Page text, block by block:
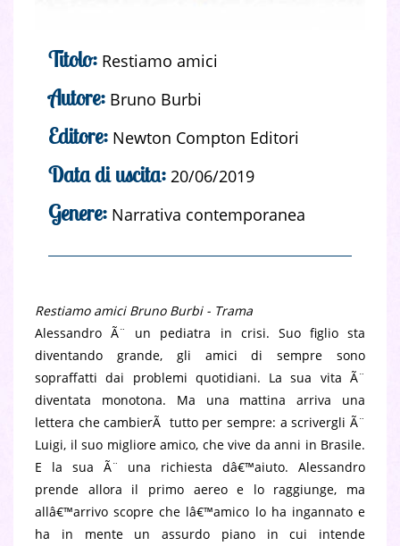
Titolo: Restiamo amici
Autore: Bruno Burbi
Editore: Newton Compton Editori
Data di uscita: 20/06/2019
Genere: Narrativa contemporanea
Restiamo amici Bruno Burbi - Trama
Alessandro Ã¨ un pediatra in crisi. Suo figlio sta
diventando grande, gli amici di sempre sono
sopraffatti dai problemi quotidiani. La sua vita Ã¨
diventata monotona. Ma una mattina arriva una
lettera che cambierÃ tutto per sempre: a scrivergli Ã¨
Luigi, il suo migliore amico, che vive da anni in Brasile.
E la sua Ã¨ una richiesta dâ€™aiuto. Alessandro
prende allora il primo aereo e lo raggiunge, ma
allâ€™arrivo scopre che lâ€™amico lo ha ingannato e
ha in mente un assurdo piano in cui intende